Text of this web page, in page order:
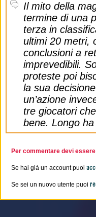
Il mito della
termine di una
terza in
ultimi 20 metri,
conclusioni a
imprevedibili.
proteste poi
la sua
un’azione
tre giocatori
bene. Longo
Per commentare devi
Se hai già un account puoi
Se sei un nuovo utente puoi